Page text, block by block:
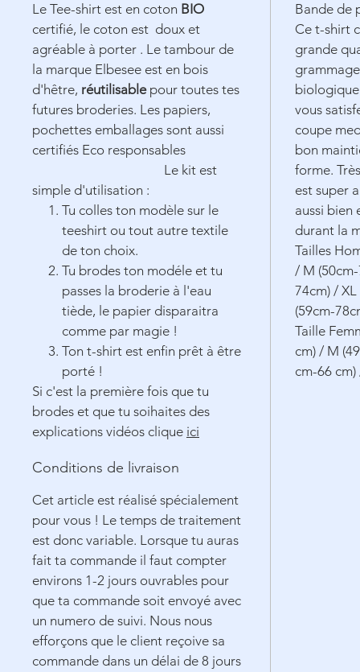
Le Tee-shirt est en coton BIO
certifié, le coton est doux et
agréable à porter . Le tambour de
la marque Elbesee est en bois
d'hêtre, réutilisablepour toutes tes
futures broderies. Les papiers,
pochettes emballages sont aussi
certifiés Eco responsables
Le kit est
simple d'utilisation :
Tu colles ton modèle sur le
teeshirt ou tout autre textile
de ton choix.
Tu brodes ton modéle et tu
passes la broderie à l'eau
tiède, le papier disparaitra
comme par magie !
Ton t-shirt est enfin prêt à être
porté !
Si c'est la première fois que tu
brodes et que tu soihaites des
explications vidéos clique ici
Bande de
Ce t-shirt
grande
vous
coupe
bon
forme.
est super
aussi bien
durant la
Tailles
/ M
74cm) /
(59cm-
Taille
cm) / M
cm-66 cm)
Conditions de livraison
Cet article est réalisé spécialement
pour vous ! Le temps de traitement
est donc variable. Lorsque tu auras
fait ta commande il faut compter
environs 1-2 jours ouvrables pour
que ta commande soit envoyé avec
un numero de suivi. Nous nous
efforçons que le client reçoive sa
commande dans un délai de 8 jours